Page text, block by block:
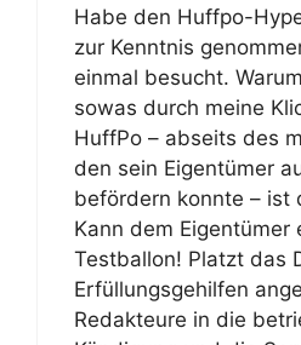
Habe den Huffpo-
zur Kenntnis
einmal besucht.
sowas durch meine
HuffPo – abseits des
den sein Eigentümer
befördern konnte – ist
Kann dem Eigentümer
Testballon! Platzt das
Erfüllungsgehilfen
Redakteure in die